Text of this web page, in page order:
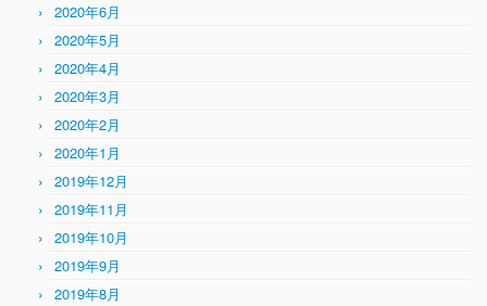
2020年6月
2020年5月
2020年4月
2020年3月
2020年2月
2020年1月
2019年12月
2019年11月
2019年10月
2019年9月
2019年8月